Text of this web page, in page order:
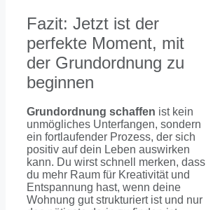
Fazit: Jetzt ist der
perfekte Moment, mit
der Grundordnung zu
beginnen
Grundordnung schaffen ist kein
unmögliches Unterfangen, sondern
ein fortlaufender Prozess, der sich
positiv auf dein Leben auswirken
kann. Du wirst schnell merken, dass
du mehr Raum für Kreativität und
Entspannung hast, wenn deine
Wohnung gut strukturiert ist und nur